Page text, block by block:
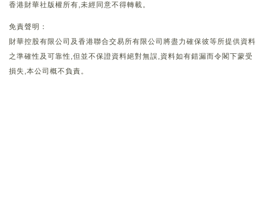
香港財華社版權所有,未經同意不得轉載。
免責聲明：
財華控股有限公司及香港聯合交易所有限公司將盡力確保彼等所提供資料
之準確性及可靠性,但並不保證資料絕對無誤,資料如有錯漏而令閣下蒙受
損失,本公司概不負責。